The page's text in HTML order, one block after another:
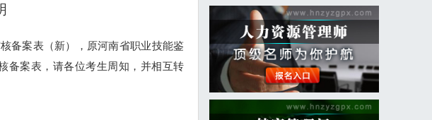
备案表（新），原河南省职业技能鉴
备案表，请各位考生周知，并相互转